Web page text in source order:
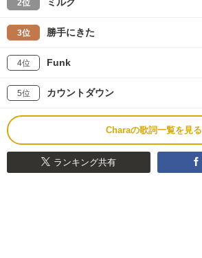
2位 ミルク
3位 勝手にきた
4位 Funk
5位 カウントダウン
Charaの歌詞一覧を見る
ランキング共有